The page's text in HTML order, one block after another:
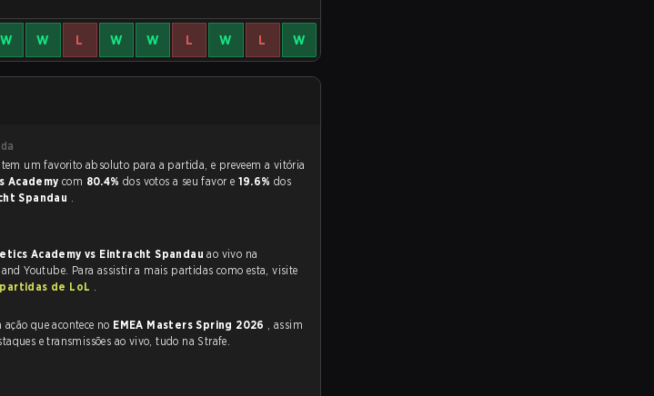
W W L W W L W L W
Academy com 80.4% dos votos a seu favor e 19.6% dos
Spandau .
Academy vs Eintracht Spandauao vivo na
Youtube. Para assistir a mais partidas como esta, visite
de LoL .
que acontece no EMEA Masters Spring 2026 , assim
e transmissões ao vivo, tudo na Strafe.